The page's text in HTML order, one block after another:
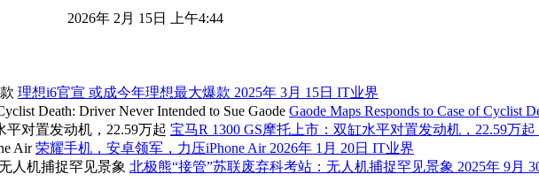
2026年 2月 15日 上午4:44
理想i6官宣 或成今年理想最大爆款 2025年 3月 15日 IT业界
Gaode Maps Responds to Case of Cyclist
宝马R 1300 GS摩托上市：双缸水平对置发动机，22.59万起
荣耀手机，安卓领军，力压iPhone Air 2026年 1月 20日 IT业界
北极熊“接管”苏联废弃科考站：无人机捕捉罕见景象 2025年 9月